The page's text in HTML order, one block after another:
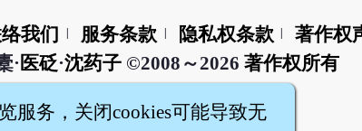
我们 服务条款 隐私权条款
著作权
· 医砭·沈药子©2008～2026 著作权所有
服务，关闭cookies可能导致无